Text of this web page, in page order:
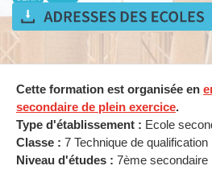
Cette formation est organisée en
secondaire de plein exercice.
Type d'établissement : Ecole
Classe : 7 Technique de qualification
Niveau d'études : 7ème secondaire